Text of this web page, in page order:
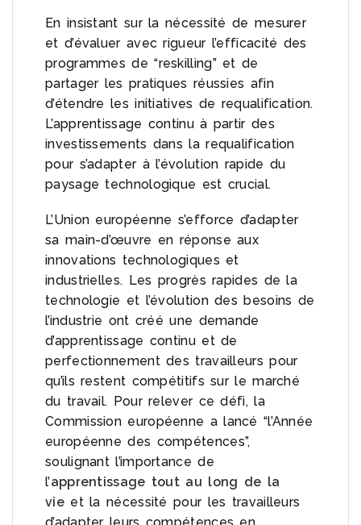
En insistant sur la nécessité de mesurer
et d’évaluer avec rigueur l’efficacité des
programmes de “reskilling” et de
partager les pratiques réussies afin
d’étendre les initiatives de requalification.
L’apprentissage continu à partir des
investissements dans la requalification
pour s’adapter à l’évolution rapide du
paysage technologique est crucial.
L’Union européenne s’efforce d’adapter
sa main-d’œuvre en réponse aux
innovations technologiques et
industrielles. Les progrès rapides de la
technologie et l’évolution des besoins de
l’industrie ont créé une demande
d’apprentissage continu et de
perfectionnement des travailleurs pour
qu’ils restent compétitifs sur le marché
du travail. Pour relever ce défi, la
Commission européenne a lancé “l’Année
européenne des compétences”,
soulignant l’importance de
l’apprentissage tout au long de la
vieet la nécessité pour les travailleurs